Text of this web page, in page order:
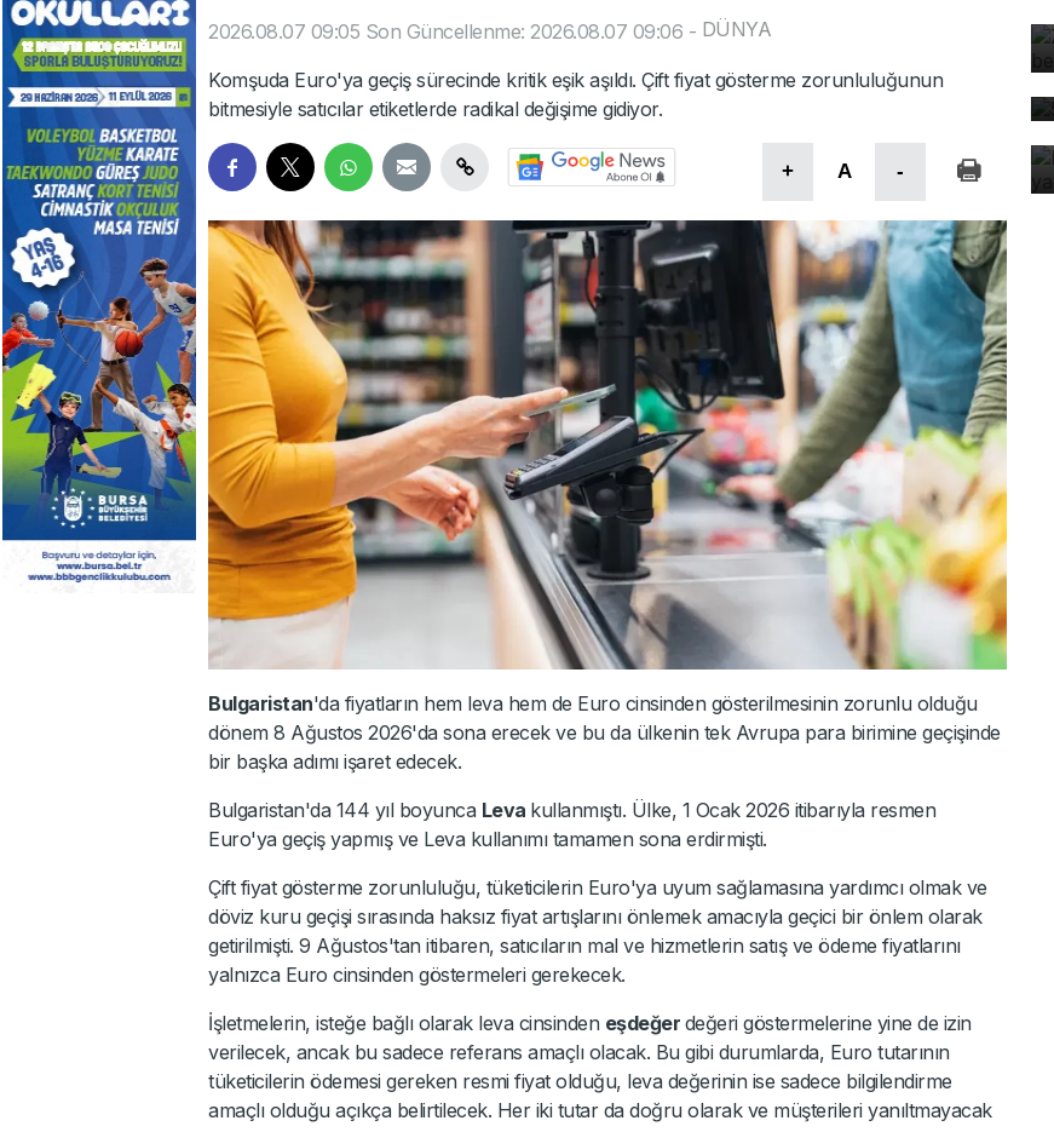
2026.08.07 09:05 Son Güncellenme: 2026.08.07 09:06 - DÜNYA
Komşuda Euro'ya geçiş sürecinde kritik eşik aşıldı. Çift fiyat gösterme zorunluluğunun
bitmesiyle satıcılar etiketlerde radikal değişime gidiyor.
+ A -
Bulgaristan'da fiyatların hem leva hem de Euro cinsinden gösterilmesinin zorunlu olduğu
dönem 8 Ağustos 2026'da sona erecek ve bu da ülkenin tek Avrupa para birimine geçişinde
bir başka adımı işaret edecek.
Bulgaristan'da 144 yıl boyunca Leva kullanmıştı. Ülke, 1 Ocak 2026 itibarıyla resmen
Euro'ya geçiş yapmış ve Leva kullanımı tamamen sona erdirmişti.
Çift fiyat gösterme zorunluluğu, tüketicilerin Euro'ya uyum sağlamasına yardımcı olmak ve
döviz kuru geçişi sırasında haksız fiyat artışlarını önlemek amacıyla geçici bir önlem olarak
getirilmişti. 9 Ağustos'tan itibaren, satıcıların mal ve hizmetlerin satış ve ödeme fiyatlarını
yalnızca Euro cinsinden göstermeleri gerekecek.
İşletmelerin, isteğe bağlı olarak leva cinsinden eşdeğer değeri göstermelerine yine de izin
verilecek, ancak bu sadece referans amaçlı olacak. Bu gibi durumlarda, Euro tutarının
tüketicilerin ödemesi gereken resmi fiyat olduğu, leva değerinin ise sadece bilgilendirme
amaçlı olduğu açıkça belirtilecek. Her iki tutar da doğru olarak ve müşterileri yanıltmayacak